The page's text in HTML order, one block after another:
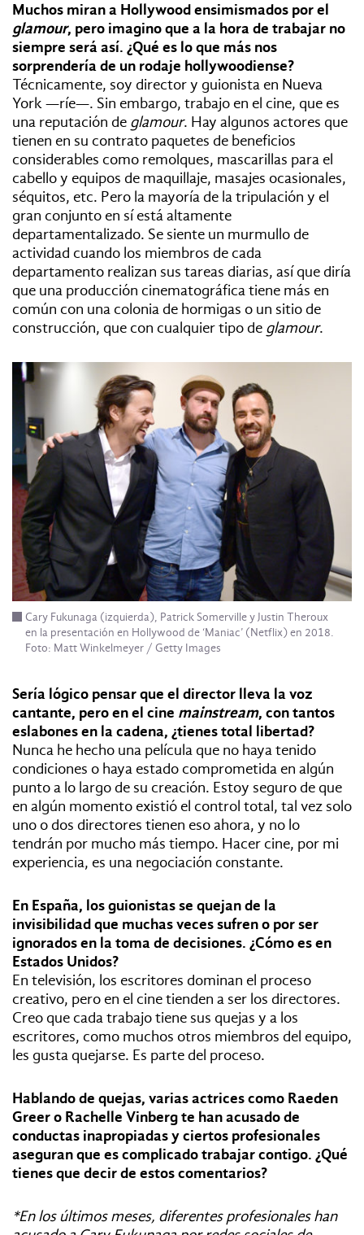
Muchos miran a Hollywood ensimismados por el
glamour, pero imagino que a la hora de trabajar no
siempre será así. ¿Qué es lo que más nos
sorprendería de un rodaje hollywoodiense?
Técnicamente, soy director y guionista en Nueva
York —ríe—. Sin embargo, trabajo en el cine, que es
una reputación de glamour. Hay algunos actores que
tienen en su contrato paquetes de beneficios
considerables como remolques, mascarillas para el
cabello y equipos de maquillaje, masajes ocasionales,
séquitos, etc. Pero la mayoría de la tripulación y el
gran conjunto en sí está altamente
departamentalizado. Se siente un murmullo de
actividad cuando los miembros de cada
departamento realizan sus tareas diarias, así que diría
que una producción cinematográfica tiene más en
común con una colonia de hormigas o un sitio de
construcción, que con cualquier tipo de glamour.
Cary Fukunaga (izquierda), Patrick Somerville y Justin Theroux
en la presentación en Hollywood de ‘Maniac’ (Netflix) en 2018.
Foto: Matt Winkelmeyer / Getty Images
Sería lógico pensar que el director lleva la voz
cantante, pero en el cine mainstream, con tantos
eslabones en la cadena, ¿tienes total libertad?
Nunca he hecho una película que no haya tenido
condiciones o haya estado comprometida en algún
punto a lo largo de su creación. Estoy seguro de que
en algún momento existió el control total, tal vez solo
uno o dos directores tienen eso ahora, y no lo
tendrán por mucho más tiempo. Hacer cine, por mi
experiencia, es una negociación constante.
En España, los guionistas se quejan de la
invisibilidad que muchas veces sufren o por ser
ignorados en la toma de decisiones. ¿Cómo es en
Estados Unidos?
En televisión, los escritores dominan el proceso
creativo, pero en el cine tienden a ser los directores.
Creo que cada trabajo tiene sus quejas y a los
escritores, como muchos otros miembros del equipo,
les gusta quejarse. Es parte del proceso.
Hablando de quejas, varias actrices como Raeden
Greer o Rachelle Vinberg te han acusado de
conductas inapropiadas y ciertos profesionales
aseguran que es complicado trabajar contigo. ¿Qué
tienes que decir de estos comentarios?
*En los últimos meses, diferentes profesionales han